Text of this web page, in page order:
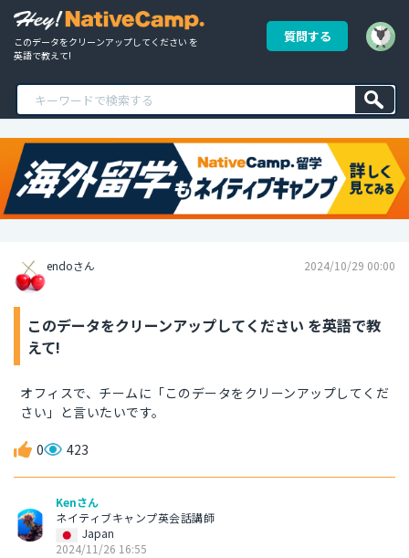
このデータをクリーンアップしてください を
英語で教えて!
質問する
endoさん 2024/10/29 00:00
このデータをクリーンアップしてください を英語で教
えて!
オフィスで、チームに「このデータをクリーンアップしてくだ
さい」と言いたいです。
0 423
Kenさん
ネイティブキャンプ英会話講師
Japan
2024/11/26 16:55